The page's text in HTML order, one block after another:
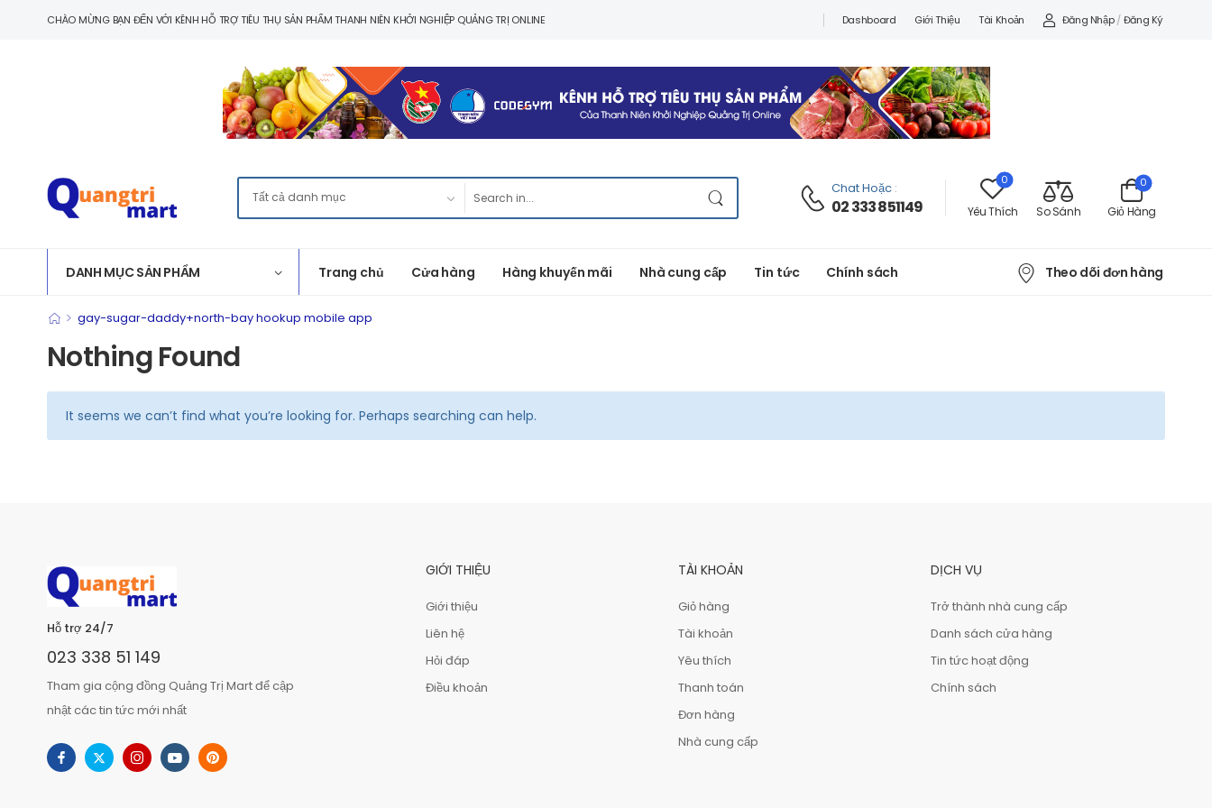
CHÀO MỪNG BẠN ĐẾN VỚI KÊNH HỖ TRỢ TIÊU THỤ SẢN PHẨM THANH NIÊN KHỞI NGHIỆP QUẢNG TRỊ ONLINE Dashboard Giới Thiệu Tài Khoản Đăng Nhập / Đăng Ký
Chat Hoặc :
02 333 851149
0
Yêu Thích So Sánh Giỏ Hàng
0
DANH MỤC SẢN PHẨM Trang chủ Cửa hàng Hàng khuyến mãi Nhà cung cấp Tin tức Chính sách Theo dõi đơn hàng
> gay-sugar-daddy+north-bay hookup mobile app
Nothing Found
It seems we can’t find what you’re looking for. Perhaps searching can help.
Hỗ trợ 24/7
023 338 51 149
Tham gia cộng đồng Quảng Trị Mart để cập
nhật các tin tức mới nhất
GIỚI THIỆU
Giới thiệu
Liên hệ
Hỏi đáp
Điều khoản
TÀI KHOẢN
Giỏ hàng
Tài khoản
Yêu thích
Thanh toán
Đơn hàng
Nhà cung cấp
DỊCH VỤ
Trở thành nhà cung cấp
Danh sách cửa hàng
Tin tức hoạt động
Chính sách